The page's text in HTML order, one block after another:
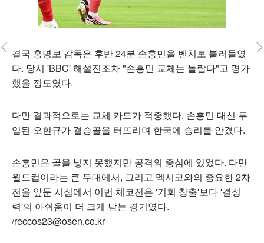
결국 홍명보 감독은 후반 24분 손흥민을 벤치로 불러들였
다. 당시 'BBC' 해설진조차 "손흥민 교체는 놀랍다"고 평가
했을 정도였다.
다만 결과적으로는 교체 카드가 적중했다. 손흥민 대신 투
입된 오현규가 결승골을 터뜨리며 한국에 승리를 안겼다.
손흥민은 골을 넣지 못했지만 공격의 중심에 있었다. 다만
월드컵이라는 큰 무대에서, 그리고 멕시코와의 중요한 2차
전을 앞둔 시점에서 이번 체코전은 '기회 창출'보다 '결정
력'의 아쉬움이 더 크게 남는 경기였다.
/reccos23@osen.co.kr